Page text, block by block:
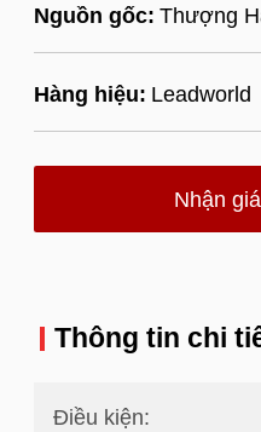
Nguồn gốc: Thượng
Hàng hiệu: Leadworld
Nhận
Thông tin chi
Điều kiện: